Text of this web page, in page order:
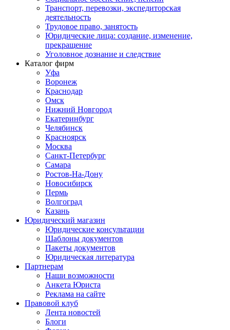
Транспорт, перевозки, экспедиторская
деятельность
Трудовое право, занятость
Юридические лица: создание, изменение,
прекращение
Уголовное дознание и следствие
Каталог фирм
Уфа
Воронеж
Краснодар
Омск
Нижний Новгород
Екатеринбург
Челябинск
Красноярск
Москва
Санкт-Петербург
Самара
Ростов-На-Дону
Новосибирск
Пермь
Волгоград
Казань
Юридический магазин
Юридические консультации
Шаблоны документов
Пакеты документов
Юридическая литература
Партнерам
Наши возможности
Анкета Юриста
Реклама на сайте
Правовой клуб
Лента новостей
Блоги